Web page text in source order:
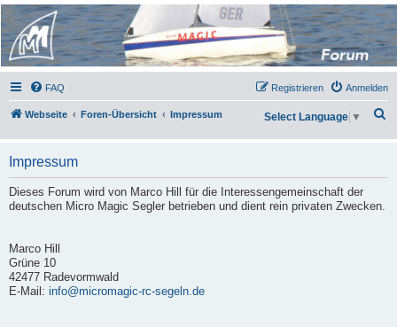
Micro Magic Forum
Deutschland
FAQ Anmelden
Registrieren
Webseite Foren-Übersicht Impressum
h
Select Language ▼
Impressum
Dieses Forum wird von Marco Hill für die Interessengemeinschaft der
deutschen Micro Magic Segler betrieben und dient rein privaten Zwecken.
Marco Hill
Grüne 10
42477 Radevormwald
E-Mail: info@micromagic-rc-segeln.de